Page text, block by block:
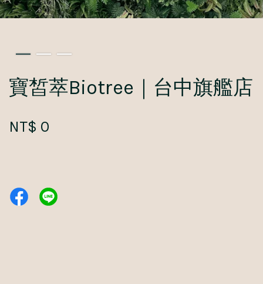
寶皙萃Biotree｜台中旗艦店
NT$ 0